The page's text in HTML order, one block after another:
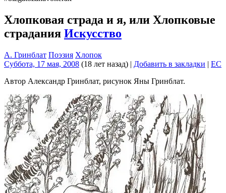
Хлопковая страда и я, или Хлопковые
страдания Искусство
А. Гринблат Поэзия Хлопок
Суббота, 17 мая, 2008 (18 лет назад) | Добавить в закладки | EC
Автор Александр Гринблат, рисунок Яны Гринблат.